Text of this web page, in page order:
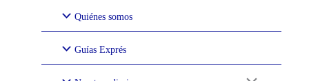
Quiénes somos
Guías Exprés